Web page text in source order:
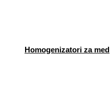
Homogenizatori za med